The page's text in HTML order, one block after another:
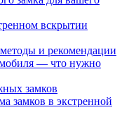
вскрытии
и рекомендации
— что нужно
замков
замков в экстренной